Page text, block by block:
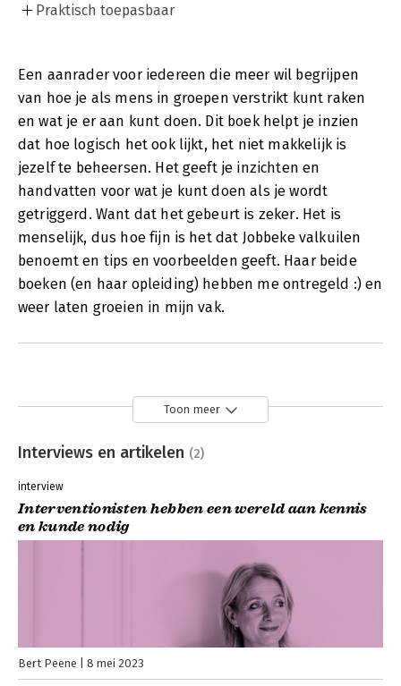
Praktisch toepasbaar
Een aanrader voor iedereen die meer wil begrijpen
van hoe je als mens in groepen verstrikt kunt raken
en wat je er aan kunt doen. Dit boek helpt je inzien
dat hoe logisch het ook lijkt, het niet makkelijk is
jezelf te beheersen. Het geeft je inzichten en
handvatten voor wat je kunt doen als je wordt
getriggerd. Want dat het gebeurt is zeker. Het is
menselijk, dus hoe fijn is het dat Jobbeke valkuilen
benoemt en tips en voorbeelden geeft. Haar beide
boeken (en haar opleiding) hebben me ontregeld :) en
weer laten groeien in mijn vak.
Toon meer
Interviews en artikelen (2)
interview
Interventionisten hebben een wereld aan kennis
en kunde nodig
Bert Peene 8 mei 2023